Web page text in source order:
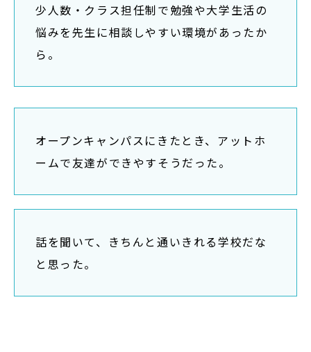
少人数・クラス担任制で勉強や大学生活の
悩みを先生に相談しやすい環境があったか
ら。
オープンキャンパスにきたとき、アットホ
ームで友達ができやすそうだった。
話を聞いて、きちんと通いきれる学校だな
と思った。